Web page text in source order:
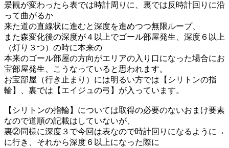
景観が変わったら表では時計周りに、裏では反時計回りに沿
って曲がるか
来た道の直線状に進むと深度を進めつつ無限ループ、
また森変化後の深度が４以上でゴール部屋発生、深度６以上
（灯り３つ）の時に本来の
本来のゴール部屋の方向がエリアの入り口になった場合にお
宝部屋発生、こうなっていると思われます。
お宝部屋（行き止まり）には明るい方では【シリトンの指
輪】、裏では【エイジュの弓】が入っています。
【シリトンの指輪】については取得の必要のないおまけ要素
なので道順の記載はしていないが、
裏②同様に深度３で今回は表なので時計回りになるように→
に行き、それから深度６以上になった際に